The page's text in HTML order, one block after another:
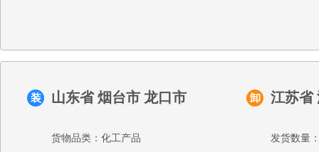
装 山东省 烟台市 龙口市
货物品类：化工产品
卸 江苏省
发货数量